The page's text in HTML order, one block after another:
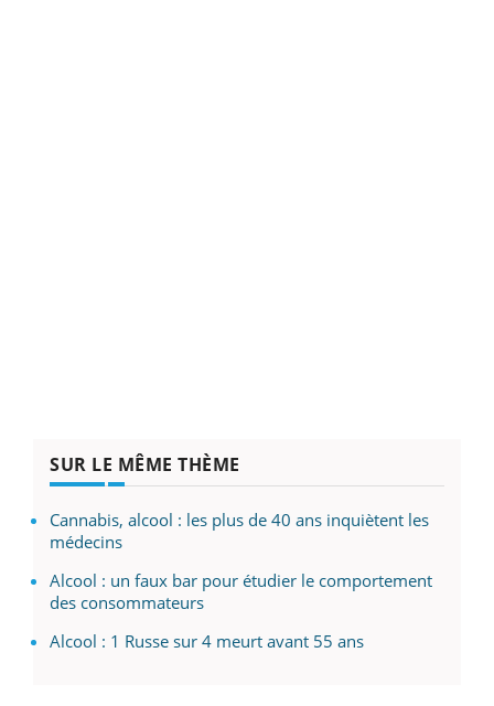
SUR LE MÊME THÈME
Cannabis, alcool : les plus de 40 ans inquiètent les
médecins
Alcool : un faux bar pour étudier le comportement
des consommateurs
Alcool : 1 Russe sur 4 meurt avant 55 ans